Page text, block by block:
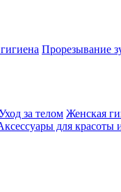
Прорезывание
за телом Женская
для красоты